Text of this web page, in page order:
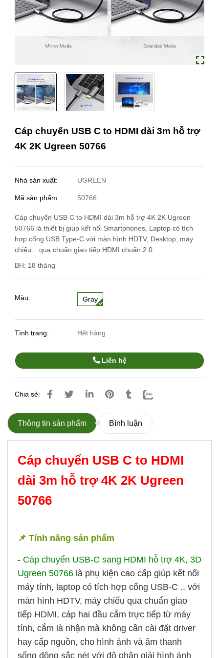
Cáp chuyển USB C to HDMI dài 3m hỗ trợ
4K 2K Ugreen 50766
Nhà sản xuất: UGREEN
Mã sản phẩm: 50766
Cáp chuyển USB C to HDMI dài 3m hỗ trợ 4K 2K Ugreen
50766 là thiết bị giúp kết nối Smartphones, Laptop có tích
hợp cổng USB Type-C với màn hình HDTV, Desktop, máy
chiếu... qua chuẩn giao tiếp HDMI chuẩn 2.0.
BH: 18 tháng
Màu: Gray
Tình trạng: Hết hàng
Liên hệ
Chia sẻ:
Thông tin sản phẩm Bình luận
Cáp chuyển USB C to HDMI
dài 3m hỗ trợ 4K 2K Ugreen
50766
📌 Tính năng sản phẩm
- Cáp chuyển USB-C sang HDMI hỗ trợ 4K, 3D
Ugreen 50766 là phụ kiện cao cấp giúp kết nối
máy tính, laptop có tích hợp cổng USB-C .. với
màn hình HDTV, máy chiếu qua chuẩn giao
tiếp HDMI, cáp hai đầu cắm trực tiếp từ máy
tính, cắm là nhận mà không cần cài đặt driver
hay cấp nguồn, cho hình ảnh và âm thanh
sống động sắc nét với độ phân giải hình ảnh